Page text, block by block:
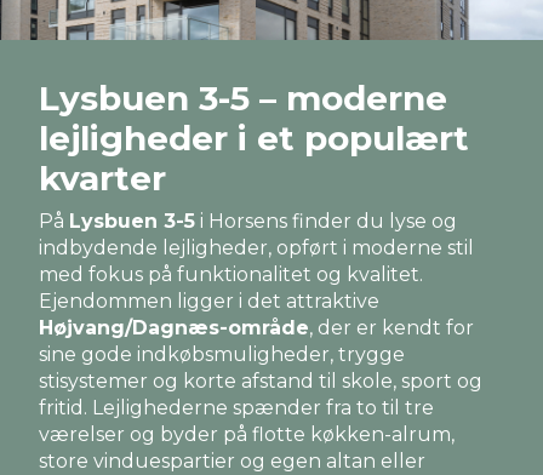
Lysbuen 3-5 – moderne
lejligheder i et populært
kvarter
På Lysbuen 3-5 i Horsens finder du lyse og
indbydende lejligheder, opført i moderne stil
med fokus på funktionalitet og kvalitet.
Ejendommen ligger i det attraktive
Højvang/Dagnæs-område, der er kendt for
sine gode indkøbsmuligheder, trygge
stisystemer og korte afstand til skole, sport og
fritid. Lejlighederne spænder fra to til tre
værelser og byder på flotte køkken-alrum,
store vinduespartier og egen altan eller